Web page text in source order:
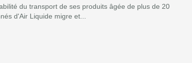
du transport de ses produits âgée de plus de 20
d'Air Liquide migre et...